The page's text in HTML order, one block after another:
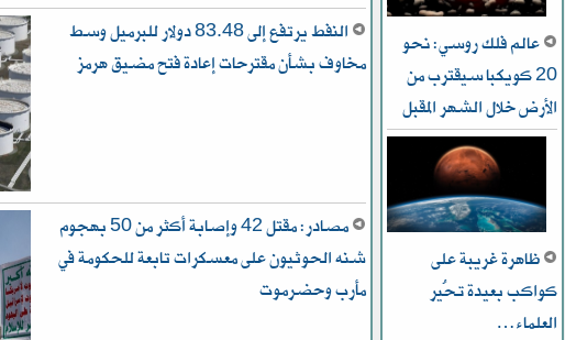
عالم فلك روسي: نحو
20 كويكبا سيقترب من
الأرض خلال الشهر المقبل
ظاهرة غريبة على
كواكب بعيدة تُحير
العلماء…
النفط يرتفع إلى 83.48 دولار للبرميل وسط
مخاوف بشأن مقترحات إعادة فتح مضيق هرمز
مصادر: مقتل 42 وإصابة أكثر من 50 بهجوم
شنه الحوثيون على معسكرات تابعة للحكومة في
مأرب وحضرموت